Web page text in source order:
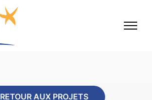
RETOUR AUX PROJETS